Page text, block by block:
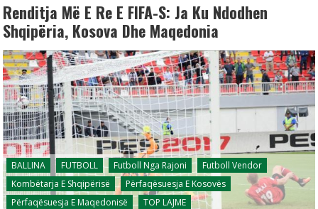
Renditja Më E Re E FIFA-S: Ja Ku Ndodhen
Shqipëria, Kosova Dhe Maqedonia
BALLINA FUTBOLL Futboll Nga Rajoni
Futboll Vendor
Kombëtarja E Shqipërisë
Përfaqësuesja E Kosovës
Përfaqësuesja E Maqedonisë
TOP LAJME